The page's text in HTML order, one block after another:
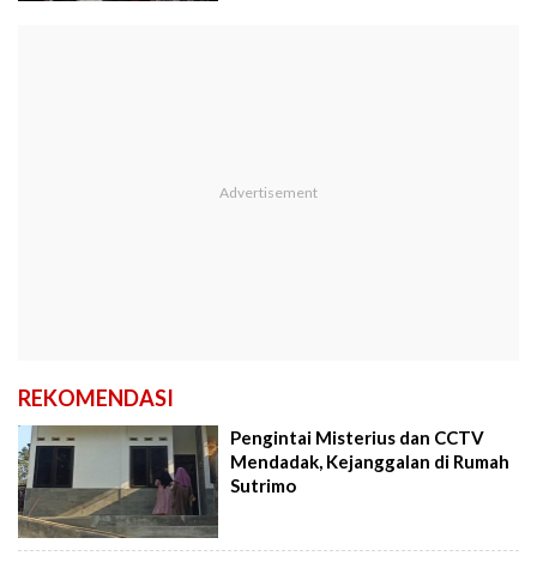
REKOMENDASI
Pengintai Misterius dan CCTV
Mendadak, Kejanggalan di Rumah
Sutrimo